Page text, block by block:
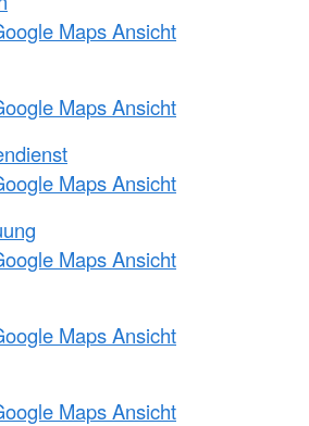
Maps Ansicht
Maps Ansicht
Maps Ansicht
Maps Ansicht
Maps Ansicht
Maps Ansicht